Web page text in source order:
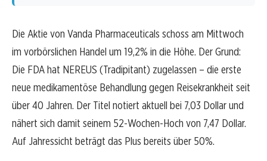
Die Aktie von Vanda Pharmaceuticals schoss am Mittwoch
im vorbörslichen Handel um 19,2% in die Höhe. Der Grund:
Die FDA hat NEREUS (Tradipitant) zugelassen – die erste
neue medikamentöse Behandlung gegen Reisekrankheit seit
über 40 Jahren. Der Titel notiert aktuell bei 7,03 Dollar und
nähert sich damit seinem 52-Wochen-Hoch von 7,47 Dollar.
Auf Jahressicht beträgt das Plus bereits über 50%.